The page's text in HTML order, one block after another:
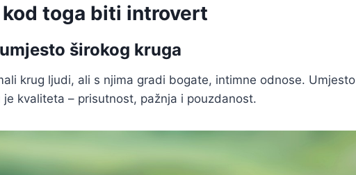
toga biti introvert
širokog kruga
krug ljudi, ali s njima gradi bogate, intimne odnose. Umjesto
kvaliteta – prisutnost, pažnja i pouzdanost.